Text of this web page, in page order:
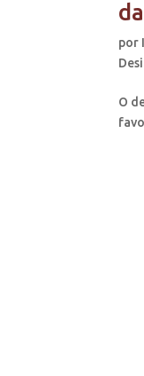
por
O